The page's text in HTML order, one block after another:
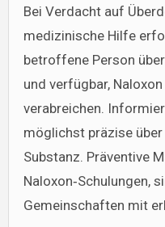
Bei Verdacht auf
medizinische Hilfe
betroffene Person
und verfügbar,
verabreichen.
möglichst präzise
Substanz. Präventive
Naloxon‑Schulungen,
Gemeinschaften mit